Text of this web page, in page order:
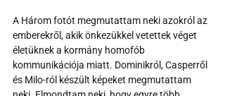
A Három fotót megmutattam neki azokról az
emberekről, akik önkezükkel vetettek véget
életüknek a kormány homofób
kommunikációja miatt. Dominikról, Casperről
és Milo-ról készült képeket megmutattam